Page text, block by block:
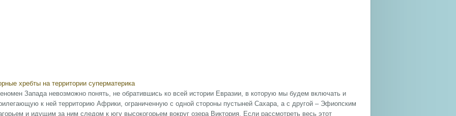
хребты на территории суперматерика
Запада невозможно понять, не обратившись ко всей истории Евразии, в которую мы будем включать и
к ней территорию Африки, ограниченную с одной стороны пустыней Сахара, а с другой – Эфиопским
и идущим за ним следом к югу высокогорьем вокруг озера Виктория. Если рассмотреть весь этот